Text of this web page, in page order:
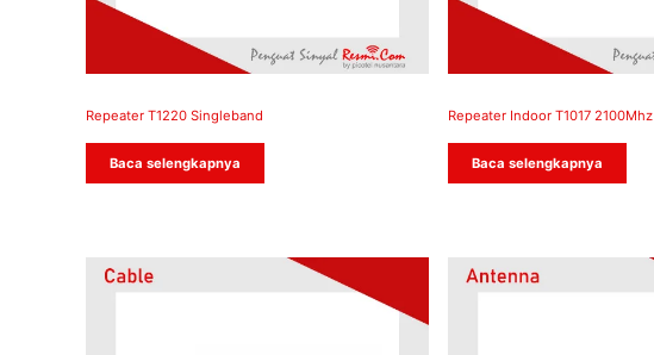
Repeater T1220 Singleband
Baca selengkapnya
Repeater Indoor T1017 2100Mhz
Baca selengkapnya